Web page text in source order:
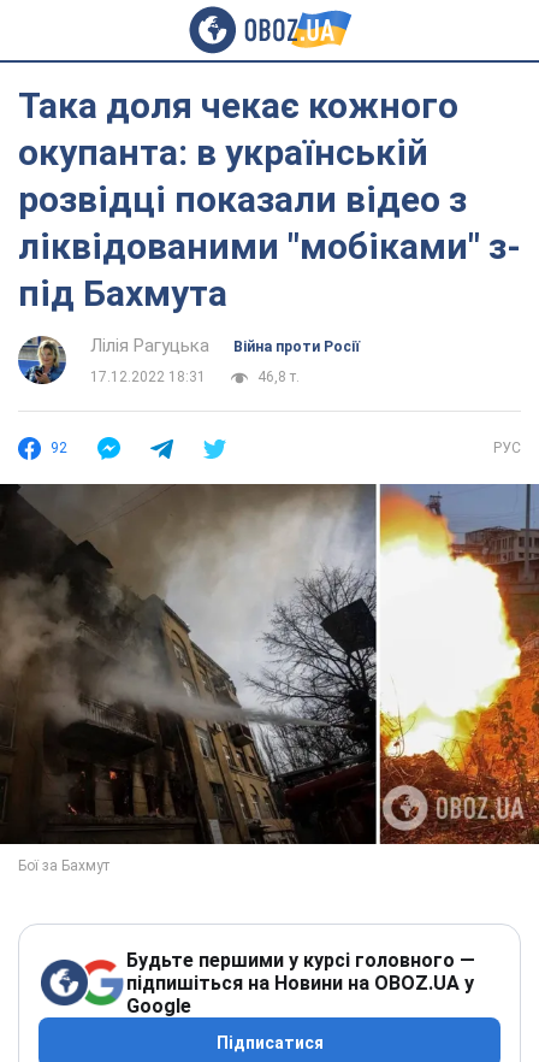
Така доля чекає кожного
окупанта: в українській
розвідці показали відео з
ліквідованими "мобіками" з-
під Бахмута
Лілія Рагуцька
Війна проти Росії
17.12.2022 18:31
46,8 т.
92 РУС
Будьте першими у курсі головного —
підпишіться на Новини на OBOZ.UA у
Google
Підписатися